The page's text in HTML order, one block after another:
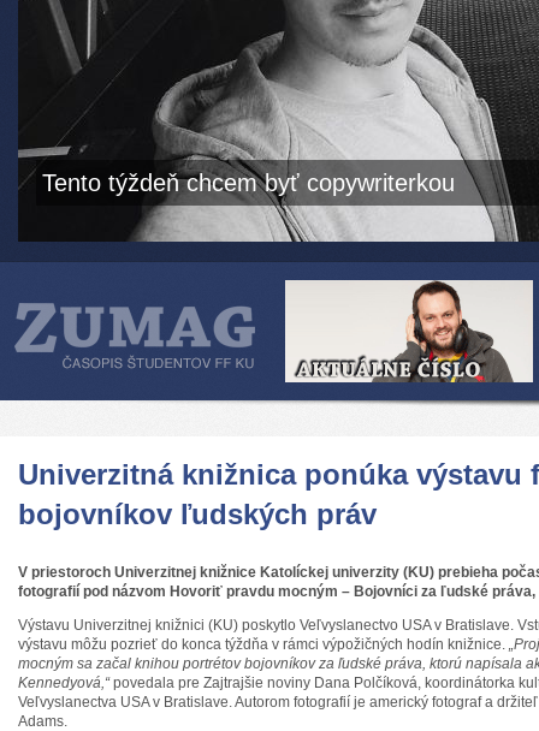
Tento týždeň chcem byť copywriterkou
Univerzitná knižnica ponúka výstavu
bojovníkov ľudských práv
V priestoroch Univerzitnej knižnice Katolíckej univerzity (KU) prebieha
fotografií pod názvom Hovoriť pravdu mocným – Bojovníci za ľudské
Výstavu Univerzitnej knižnici (KU) poskytlo Veľvyslanectvo USA v Bratislave.
výstavu môžu pozrieť do konca týždňa v rámci výpožičných hodín knižnice.
mocným sa začal knihou portrétov bojovníkov za ľudské práva, ktorú napísala
Kennedyová,“povedala pre Zajtrajšie noviny Dana Polčíková, koordinátorka
Veľvyslanectva USA v Bratislave. Autorom fotografií je americký fotograf a
Adams.